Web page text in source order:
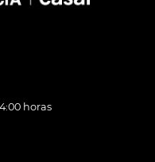
horas